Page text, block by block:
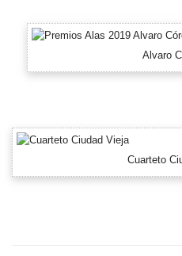
Alvaro
Cuarteto